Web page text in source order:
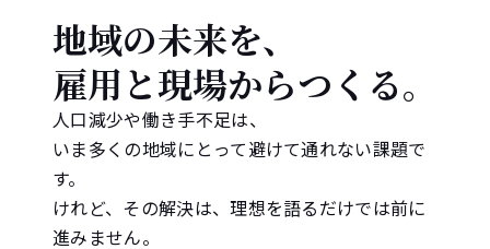
地域の未来を、
雇用と現場からつくる。
人口減少や働き手不足は、
いま多くの地域にとって避けて通れない課題で
す。
けれど、その解決は、理想を語るだけでは前に
進みません。